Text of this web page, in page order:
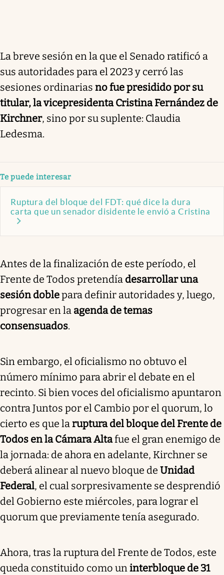
La breve sesión en la que el Senado ratificó a
sus autoridades para el 2023 y cerró las
sesiones ordinarias no fue presidido por su
titular, la vicepresidenta Cristina Fernández de
Kirchner, sino por su suplente: Claudia
Ledesma.
Te puede interesar
Ruptura del bloque del FDT: qué dice la dura
carta que un senador disidente le envió a Cristina
Antes de la finalización de este período, el
Frente de Todos pretendía desarrollar una
sesión doblepara definir autoridades y, luego,
progresar en la agenda de temas
consensuados.
Sin embargo, el oficialismo no obtuvo el
número mínimo para abrir el debate en el
recinto. Si bien voces del oficialismo apuntaron
contra Juntos por el Cambio por el quorum, lo
cierto es que la ruptura del bloque del Frente de
Todos en la Cámara Altafue el gran enemigo de
la jornada: de ahora en adelante, Kirchner se
deberá alinear al nuevo bloque de Unidad
Federal, el cual sorpresivamente se desprendió
del Gobierno este miércoles, para lograr el
quorum que previamente tenía asegurado.
Ahora, tras la ruptura del Frente de Todos, este
queda constituido como un interbloque de 31